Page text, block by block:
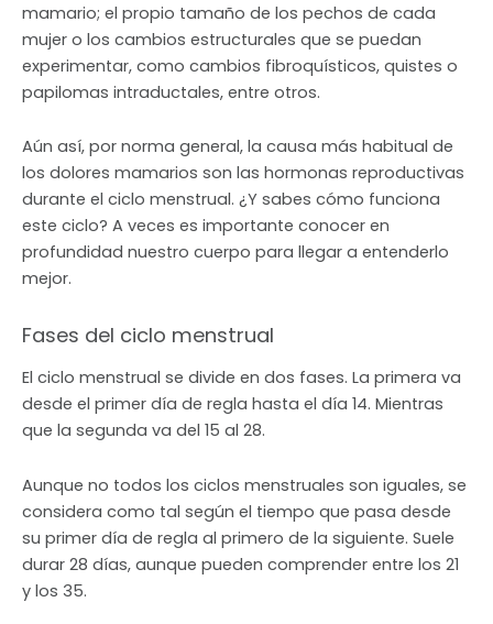
mamario; el propio tamaño de los pechos de cada
mujer o los cambios estructurales que se puedan
experimentar, como cambios fibroquísticos, quistes o
papilomas intraductales, entre otros.
Aún así, por norma general, la causa más habitual de
los dolores mamarios son las hormonas reproductivas
durante el ciclo menstrual. ¿Y sabes cómo funciona
este ciclo? A veces es importante conocer en
profundidad nuestro cuerpo para llegar a entenderlo
mejor.
Fases del ciclo menstrual
El ciclo menstrual se divide en dos fases. La primera va
desde el primer día de regla hasta el día 14. Mientras
que la segunda va del 15 al 28.
Aunque no todos los ciclos menstruales son iguales, se
considera como tal según el tiempo que pasa desde
su primer día de regla al primero de la siguiente. Suele
durar 28 días, aunque pueden comprender entre los 21
y los 35.